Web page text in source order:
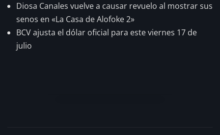
Diosa Canales vuelve a causar revuelo al mostrar sus
senos en «La Casa de Alofoke 2»
BCV ajusta el dólar oficial para este viernes 17 de
julio